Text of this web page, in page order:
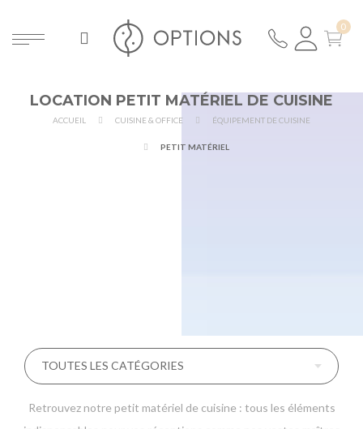
LOCATION PETIT MATÉRIEL DE CUISINE
ACCUEIL CUISINE & OFFICE ÉQUIPEMENT DE CUISINE
PETIT MATÉRIEL
Retrouvez notre petit matériel de cuisine : tous les éléments